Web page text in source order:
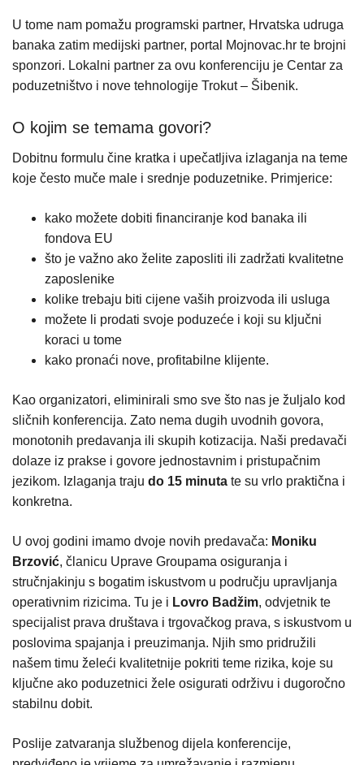
U tome nam pomažu programski partner, Hrvatska udruga
banaka zatim medijski partner, portal Mojnovac.hr te brojni
sponzori. Lokalni partner za ovu konferenciju je Centar za
poduzetništvo i nove tehnologije Trokut – Šibenik.
O kojim se temama govori?
Dobitnu formulu čine kratka i upečatljiva izlaganja na teme
koje često muče male i srednje poduzetnike. Primjerice:
kako možete dobiti financiranje kod banaka ili
fondova EU
što je važno ako želite zaposliti ili zadržati kvalitetne
zaposlenike
kolike trebaju biti cijene vaših proizvoda ili usluga
možete li prodati svoje poduzeće i koji su ključni
koraci u tome
kako pronaći nove, profitabilne klijente.
Kao organizatori, eliminirali smo sve što nas je žuljalo kod
sličnih konferencija. Zato nema dugih uvodnih govora,
monotonih predavanja ili skupih kotizacija. Naši predavači
dolaze iz prakse i govore jednostavnim i pristupačnim
jezikom. Izlaganja traju do 15 minuta te su vrlo praktična i
konkretna.
U ovoj godini imamo dvoje novih predavača: Moniku
Brzović, članicu Uprave Groupama osiguranja i
stručnjakinju s bogatim iskustvom u području upravljanja
operativnim rizicima. Tu je i Lovro Badžim, odvjetnik te
specijalist prava društava i trgovačkog prava, s iskustvom u
poslovima spajanja i preuzimanja. Njih smo pridružili
našem timu želeći kvalitetnije pokriti teme rizika, koje su
ključne ako poduzetnici žele osigurati održivu i dugoročno
stabilnu dobit.
Poslije zatvaranja službenog dijela konferencije,